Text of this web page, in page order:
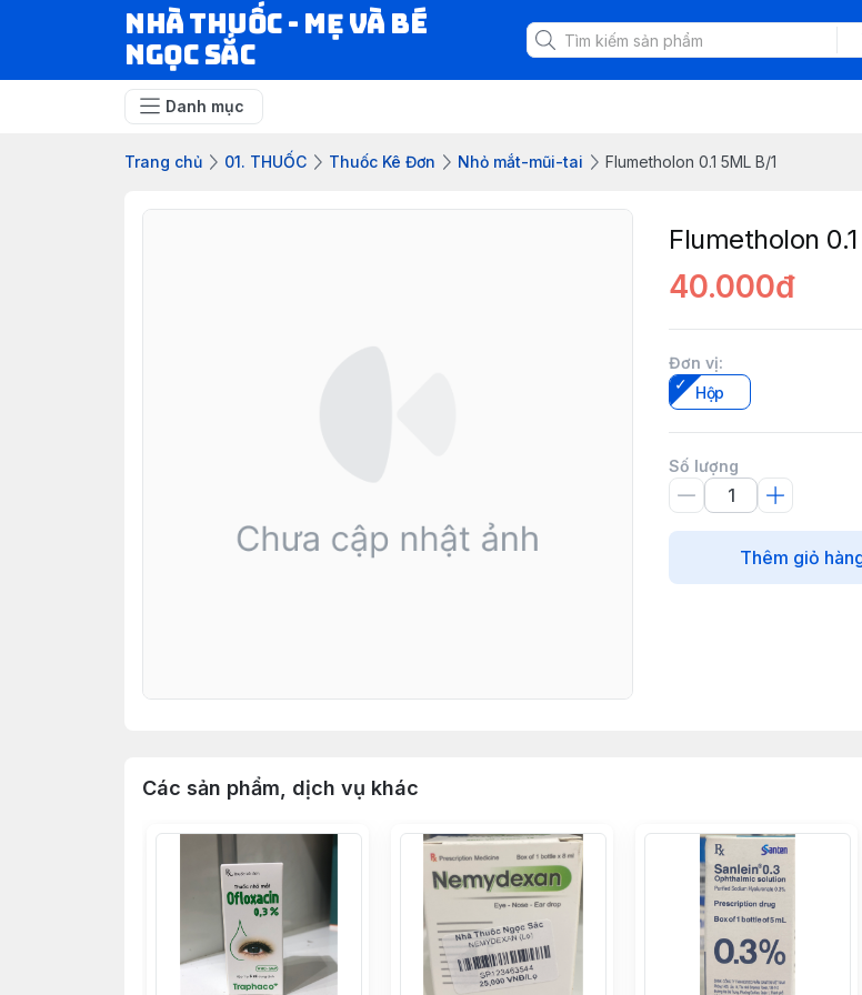
Nhà Thuốc - Mẹ và Bé
Ngọc Sắc
Danh mục
Trang chủ 01. THUỐC Thuốc Kê Đơn Nhỏ mắt-mũi-tai Flumetholon 0.1 5ML B/1
Flumetholon
40.000đ
Đơn vị:
Hộp
Số lượng
Thêm giỏ
Các sản phẩm, dịch vụ khác